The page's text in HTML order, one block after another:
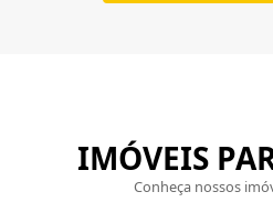
IMÓVEIS
Conheça nossos